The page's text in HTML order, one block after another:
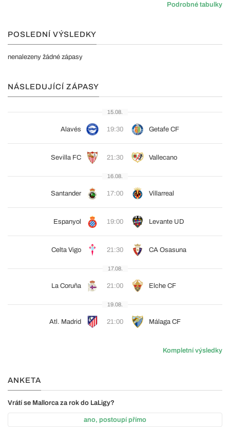
Podrobné tabulky
POSLEDNÍ VÝSLEDKY
nenalezeny žádné zápasy
NÁSLEDUJÍCÍ ZÁPASY
15.08.
Alavés 19:30 Getafe CF
Sevilla FC 21:30 Vallecano
16.08.
Santander 17:00 Villarreal
Espanyol 19:00 Levante UD
Celta Vigo 21:30 CA Osasuna
17.08.
La Coruña 21:00 Elche CF
19.08.
Atl. Madrid 21:00 Málaga CF
Kompletní výsledky
ANKETA
Vrátí se Mallorca za rok do LaLigy?
ano, postoupí přímo